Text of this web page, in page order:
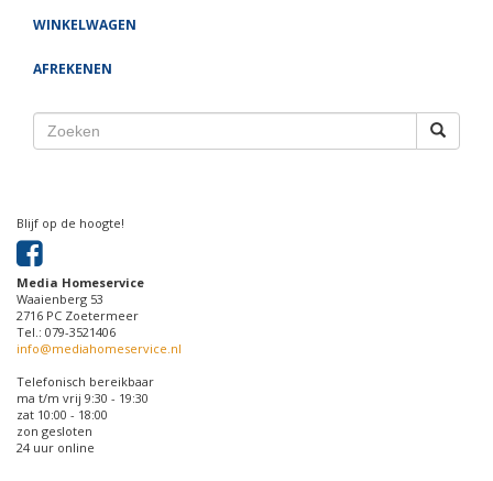
WINKELWAGEN
AFREKENEN
Blijf op de hoogte!
Media Homeservice
Waaienberg 53
2716 PC Zoetermeer
Tel.: 079-3521406
info@mediahomeservice.nl
Telefonisch bereikbaar
ma t/m vrij 9:30 - 19:30
zat 10:00 - 18:00
zon gesloten
24 uur online